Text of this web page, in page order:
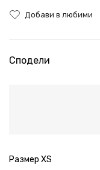
Добави в любими
Сподели
Размер XS